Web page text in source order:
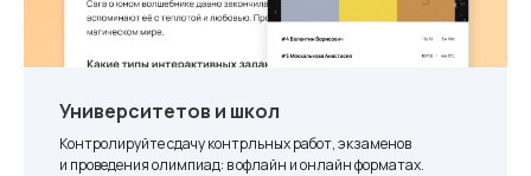
Университетов и школ
Контролируйте сдачу контрльных работ, экзаменов
и проведения олимпиад: в офлайн и онлайн форматах.